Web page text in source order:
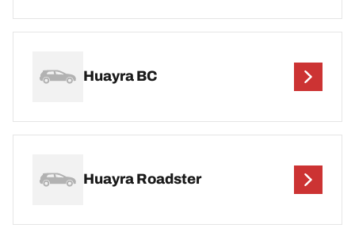
Huayra BC
Huayra Roadster